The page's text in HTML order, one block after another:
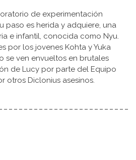
de experimentación
paso es herida y adquiere, una
e infantil, conocida como Nyu.
por los jovenes Kohta y Yuka
se ven envueltos en brutales
de Lucy por parte del Equipo
otros Diclonius asesinos.